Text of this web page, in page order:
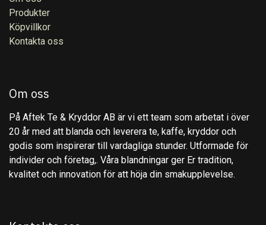
Produkter
Köpvillkor
Kontakta oss
Om oss
På Aftek Te & Kryddor AB är vi ett team som arbetat i över
20 år med att blanda och leverera te, kaffe, kryddor och
godis som inspirerar till vardagliga stunder. Utformade för
individer och företag,. Våra blandningar ger Er tradition,
kvalitet och innovation för att höja din smakupplevelse.